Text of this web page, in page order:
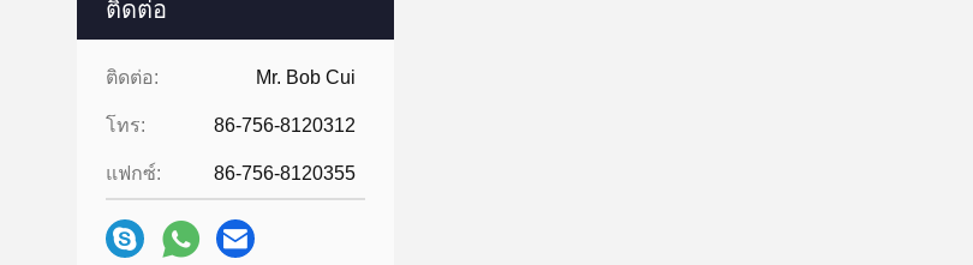
ติดต่อ
ติดต่อ: Mr. Bob Cui
โทร: 86-756-8120312
แฟกซ์: 86-756-8120355